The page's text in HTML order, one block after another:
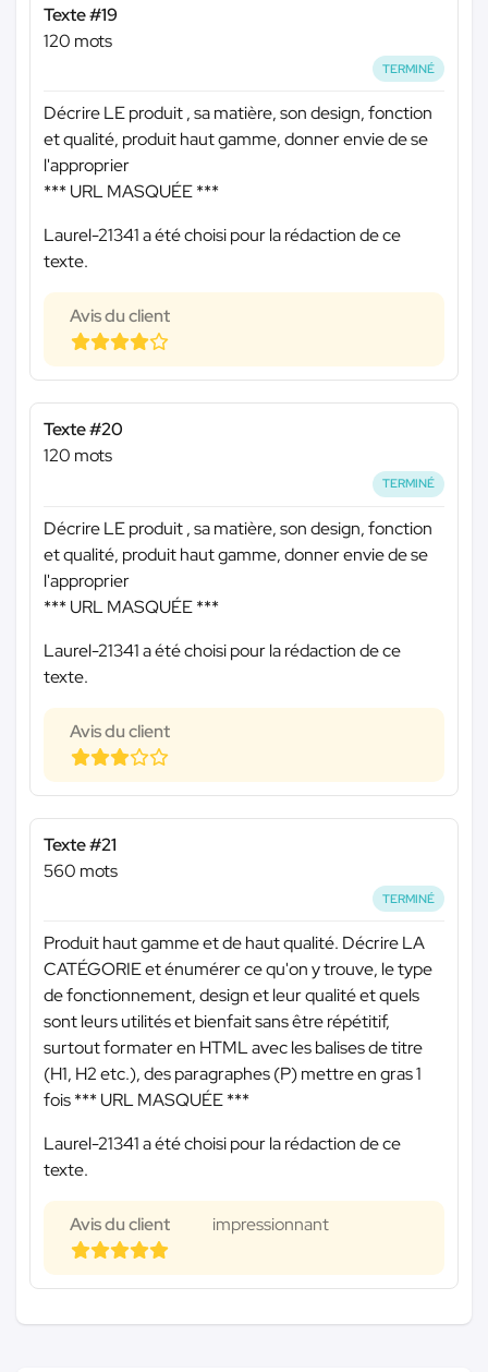
Texte #19
120 mots
TERMINÉ
Décrire LE produit , sa matière, son design, fonction
et qualité, produit haut gamme, donner envie de se
l'approprier
*** URL MASQUÉE ***
Laurel-21341 a été choisi pour la rédaction de ce
texte.
Avis du client
Texte #20
120 mots
TERMINÉ
Décrire LE produit , sa matière, son design, fonction
et qualité, produit haut gamme, donner envie de se
l'approprier
*** URL MASQUÉE ***
Laurel-21341 a été choisi pour la rédaction de ce
texte.
Avis du client
Texte #21
560 mots
TERMINÉ
Produit haut gamme et de haut qualité. Décrire LA
CATÉGORIE et énumérer ce qu'on y trouve, le type
de fonctionnement, design et leur qualité et quels
sont leurs utilités et bienfait sans être répétitif,
surtout formater en HTML avec les balises de titre
(H1, H2 etc.), des paragraphes (P) mettre en gras 1
fois*** URL MASQUÉE ***
Laurel-21341 a été choisi pour la rédaction de ce
texte.
Avis du client impressionnant